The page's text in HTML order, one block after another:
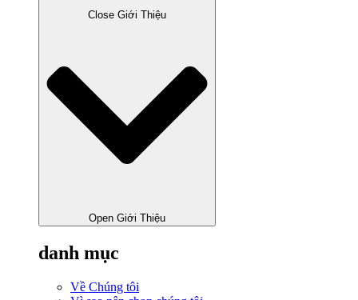
Close Giới Thiệu
Open Giới Thiệu
danh mục
Về Chúng tôi